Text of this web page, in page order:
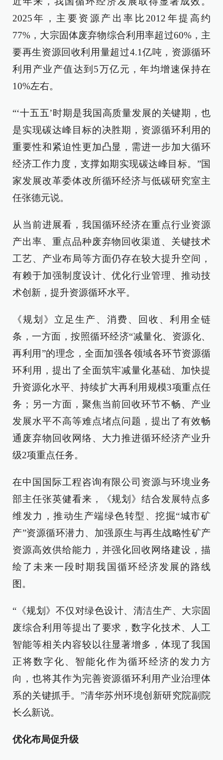
2025年，主要资源产出率比2012年提高约
77%，大宗固体废弃物综合利用率超过60%，主
要再生资源回收利用量超过4.1亿吨，资源循环
利用产业产值达到5万亿元，年均增速保持在
10%左右。
“‘十五五’时期是我国高质量发展的关键期，也
是实现碳达峰目标的决胜期，资源循环利用的
重要性和紧迫性更加凸显，需进一步加大循环
经济工作力度，支撑如期实现碳达峰目标。”国
家发展改革委体改所循环经济与低碳研究室主
任张德元说。
从当前进展看，我国循环经济在重点行业资源
产出率、重点品种废弃物回收渠道、关键技术
工艺、产业布局等方面仍存在较大提升空间，
有赖于加强制度设计、优化行业管理、推动技
术创新，提升资源循环水平。
《规划》立足生产、消费、回收、利用全链
条，一方面，按照循环经济“减量化、资源化、
再利用”的理念，全面加强各领域各环节资源循
环利用，提出了全面筑牢减量化基础、加快提
升资源化水平、持续扩大再利用规模3项重点任
务；另一方面，聚焦当前回收环节不畅、产业
发展水平不高等难点堵点问题，提出了有效畅
通废弃物回收网络、大力推进循环经济产业升
级2项重点任务。
在中国国际工程咨询有限公司资源与环境业务
部主任张英健看来，《规划》结合发展特点多
维发力，推动生产端绿色转型、挖掘“城市矿
产”资源循环潜力、加强原生与再生战略性矿产
资源高效供给能力，并强化回收网络建设，描
绘了未来一段时期我国循环经济发展的路线
图。
“《规划》不仅对绿色设计、清洁生产、大宗固
废综合利用等提出了要求，数字化技术、人工
智能等相关内容较以往显著增多，体现了我国
正将数字化、智能化作为循环经济的发力方
向，也将其作为完善资源循环利用产业治理体
系的关键抓手。”清华苏州环境创新研究院副院
长么新说。
优化布局促升级